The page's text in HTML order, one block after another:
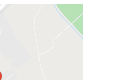
blokovaný
obsah?